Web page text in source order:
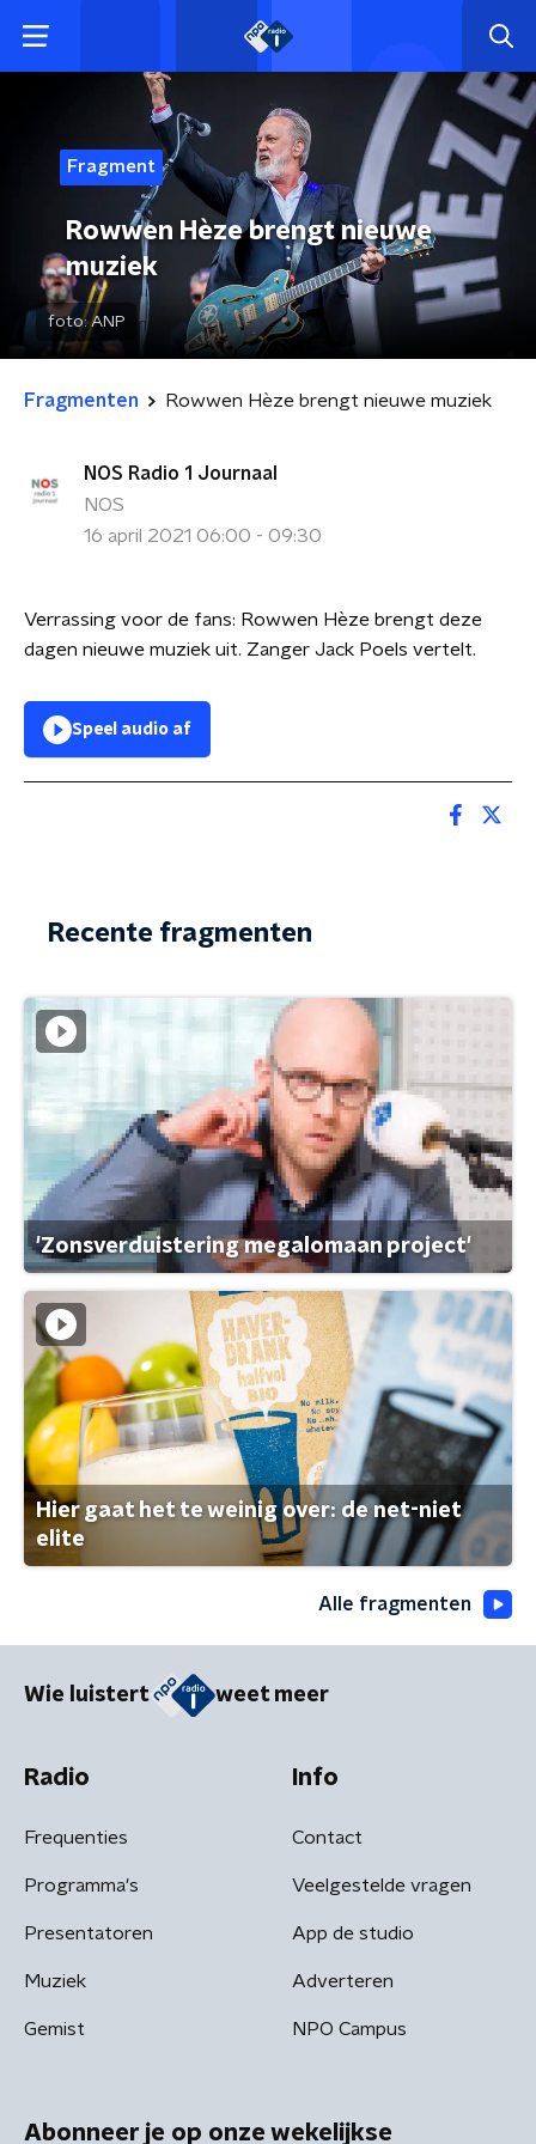
Fragment
Rowwen Hèze brengt nieuwe
muziek
foto:ANP
Fragmenten Rowwen Hèze brengt nieuwe muziek
NOS Radio 1 Journaal
NOS
16 april 2021 06:00 - 09:30
Verrassing voor de fans: Rowwen Hèze brengt deze
dagen nieuwe muziek uit. Zanger Jack Poels vertelt.
Speel audio af
Recente fragmenten
'Zonsverduistering megalomaan project'
Hier gaat het te weinig over: de net-niet
elite
Alle fragmenten
Wie luistert weet meer
Radio
Frequenties
Programma's
Presentatoren
Muziek
Gemist
Info
Contact
Veelgestelde vragen
App de studio
Adverteren
NPO Campus
Abonneer je op onze wekelijkse